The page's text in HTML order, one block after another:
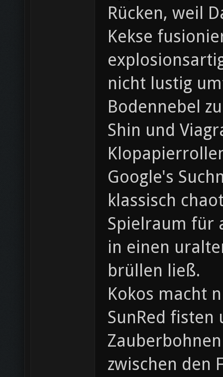
Rücken, weil
Kekse
nicht lustig
Bodennebel
Shin und
Google's
klassisch
Spielraum für
in einen
brüllen ließ.
Kokos macht
SunRed
zwischen den